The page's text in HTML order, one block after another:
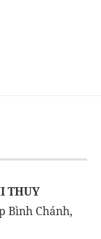
THUY
Bình Chánh,